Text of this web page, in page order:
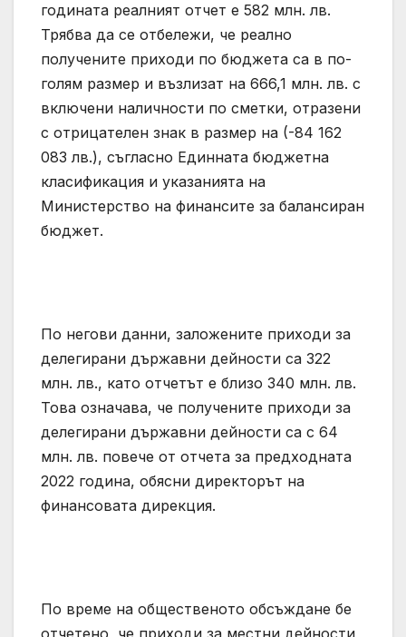
годината реалният отчет е 582 млн. лв.
Трябва да се отбележи, че реално
получените приходи по бюджета са в по-
голям размер и възлизат на 666,1 млн. лв. с
включени наличности по сметки, отразени
с отрицателен знак в размер на (-84 162
083 лв.), съгласно Единната бюджетна
класификация и указанията на
Министерство на финансите за балансиран
бюджет.
По негови данни, заложените приходи за
делегирани държавни дейности са 322
млн. лв., като отчетът е близо 340 млн. лв.
Това означава, че получените приходи за
делегирани държавни дейности са с 64
млн. лв. повече от отчета за предходната
2022 година, обясни директорът на
финансовата дирекция.
По време на общественото обсъждане бе